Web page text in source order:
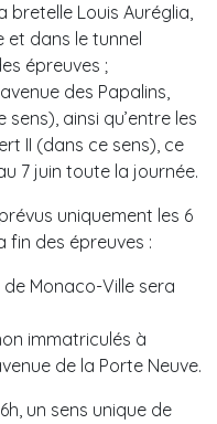
bretelle Louis Auréglia,
et dans le tunnel
épreuves ;
des Papalins,
sens), ainsi qu’entre les
II (dans ce sens), ce
7 juin toute la journée.
uniquement les 6
fin des épreuves :
Monaco-Ville sera
immatriculés à
de la Porte Neuve.
un sens unique de